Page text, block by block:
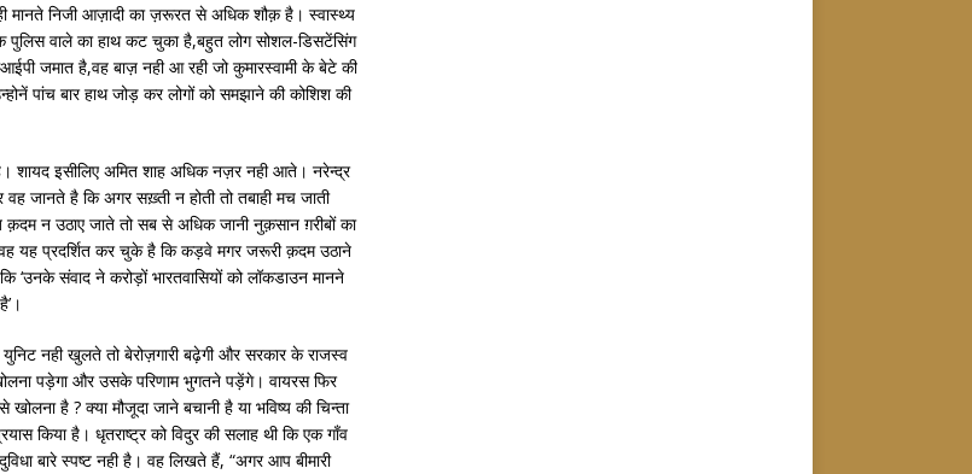
मानते निजी आज़ादी का ज़रूरत से अधिक शौक़ है। स्वास्थ्य
पुलिस वाले का हाथ कट चुका है,बहुत लोग सोशल-डिसटेंसिंग
जमात है,वह बाज़ नही आ रही जो कुमारस्वामी के बेटे की
पांच बार हाथ जोड़ कर लोगों को समझाने की कोशिश की
शायद इसीलिए अमित शाह अधिक नज़र नही आते। नरेन्द्र
जानते है कि अगर सख़्ती न होती तो तबाही मच जाती
न उठाए जाते तो सब से अधिक जानी नुक़सान ग़रीबों का
वह यह प्रदर्शित कर चुके है कि कड़वे मगर जरूरी क़दम उठाने
संवाद ने करोड़ों भारतवासियों को लॉकडाउन मानने
नही खुलते तो बेरोज़गारी बढ़ेगी और सरकार के राजस्व
पड़ेगा और उसके परिणाम भुगतने पड़ेंगे। वायरस फिर
है ? क्या मौजूदा जाने बचानी है या भविष्य की चिन्ता
किया है। धृतराष्ट्र को विदुर की सलाह थी कि एक गाँव
बारे स्पष्ट नही है। वह लिखते हैं, “अगर आप बीमारी